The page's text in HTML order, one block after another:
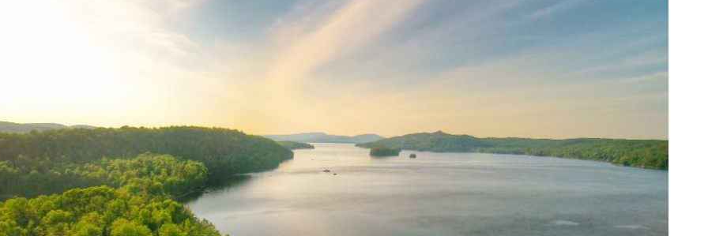
Alerte
INTERDICTION DE FEUX À
CIEL OUVERT
Avis public
DÉROGATION MINEURE,
ZONE 107-M
Appel d'offres et
Projet : Réfection de
et ponceaux